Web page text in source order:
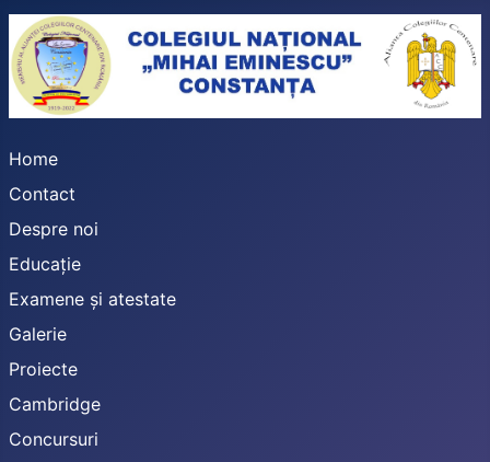
Home
Contact
Despre noi
Educație
Examene și atestate
Galerie
Proiecte
Cambridge
Concursuri